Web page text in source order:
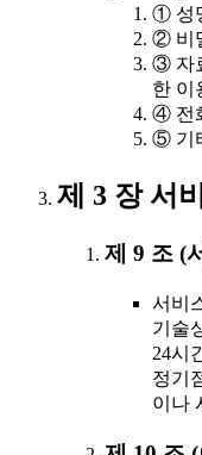
① 성
② 비
③ 자
한 이
④ 전
⑤ 기
제 3 장 서
제 9 조 (
서비
기술
24시
정기
이나